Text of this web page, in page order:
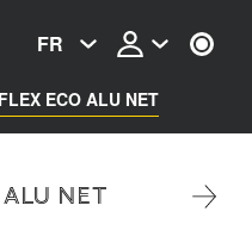
FR
ECO ALU NET
ALU NET